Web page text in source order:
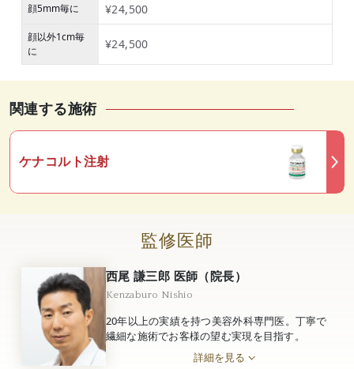
顔5mm毎に ¥24,500
顔以外1cm毎
に
¥24,500
関連する施術
ケナコルト注射
監修医師
西尾 謙三郎 医師（院長）
Kenzaburo Nishio
20年以上の実績を持つ美容外科専門医。丁寧で
繊細な施術でお客様の望む実現を目指す。
詳細を見る